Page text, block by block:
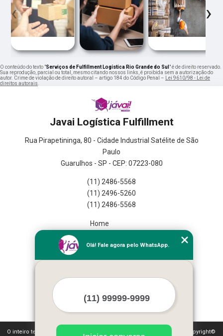
‹ ›
O conteúdo do texto "Serviços de Fulfillment Logística Rio Grande do Sul " é de direito reservado.
Sua reprodução, parcial ou total, mesmo citando nossos links, é proibida sem a autorização do
autor. Crime de violação de direito autoral – artigo 184 do Código Penal –
Lei 9610/98 - Lei de
direitos autorais
Javai Logística Fulfillment
Rua Pirapetininga, 80 - Cidade Industrial Satélite de São
Paulo
Guarulhos - SP - CEP: 07223-080
(11) 2486-5568
(11) 2496-5260
(11) 2486-5568
Home
Missão
O inteiro teor deste site está sujeito à proteção de direitos autorais. Copyright©
Olá! Fale agora pelo WhatsApp.